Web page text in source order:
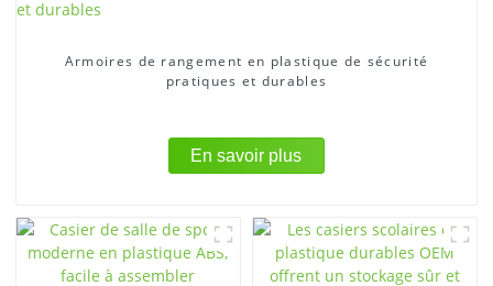
Armoires de rangement en plastique de sécurité
pratiques et durables
En savoir plus